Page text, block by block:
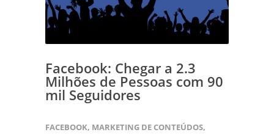
Facebook: Chegar a 2.3
Milhões de Pessoas com 90
mil Seguidores
FACEBOOK, MARKETING DE CONTEÚDOS,